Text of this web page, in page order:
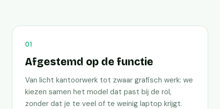
01
Afgestemd op de functie
Van licht kantoorwerk tot zwaar grafisch werk: we
kiezen samen het model dat past bij de rol,
zonder dat je te veel of te weinig laptop krijgt.